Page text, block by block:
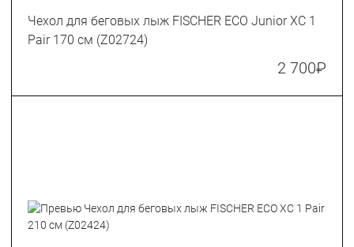
Чехол для беговых лыж FISCHER ECO Junior XC 1
Pair 170 см (Z02724)
2 700₽